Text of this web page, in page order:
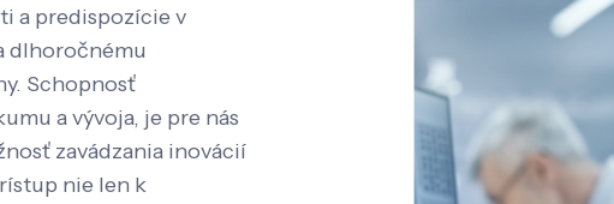
a predispozície v
dlhoročnému
Schopnosť
a vývoja, je pre nás
zavádzania inovácií
nie len k